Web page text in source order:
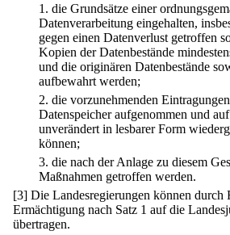
1. die Grundsätze einer
Datenverarbeitung eingehalten,
gegen einen Datenverlust getroffen
Kopien der Datenbestände
und die originären Datenbestände
aufbewahrt werden;
2. die vorzunehmenden
Datenspeicher aufgenommen und
unverändert in lesbarer Form
können;
3. die nach der Anlage zu diesem
Maßnahmen getroffen werden.
[3] Die Landesregierungen können durch
Ermächtigung nach Satz 1 auf die
übertragen.